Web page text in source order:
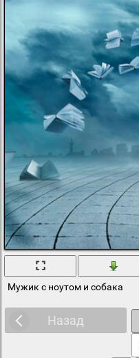
Мужик с ноутом и собака
Назад